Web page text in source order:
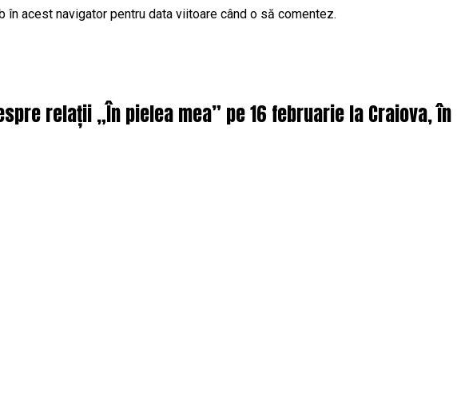
acest navigator pentru data viitoare când o să comentez.
relații „În pielea mea” pe 16 februarie la Craiova,